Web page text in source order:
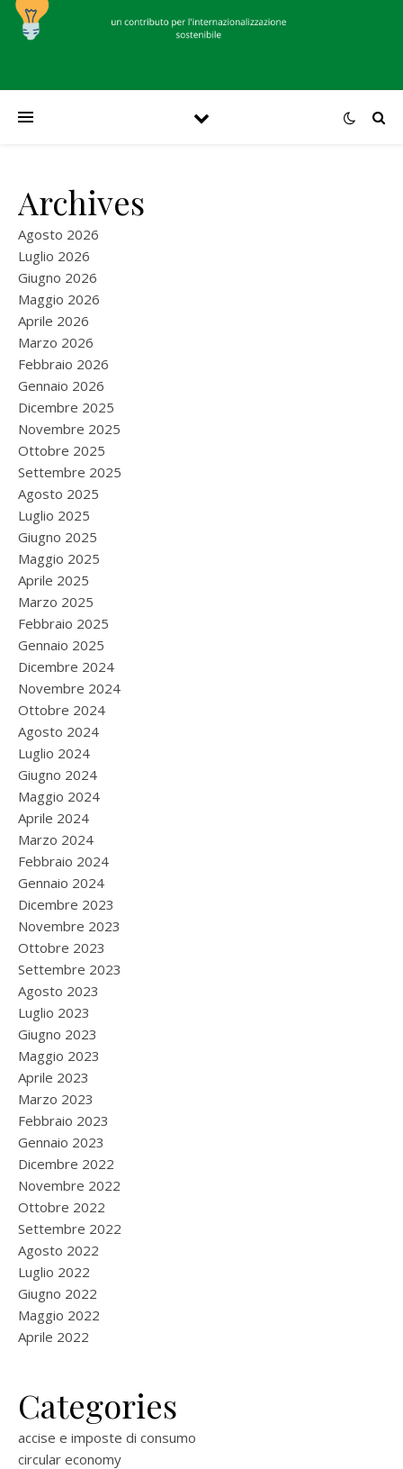
Archives
Agosto 2026
Luglio 2026
Giugno 2026
Maggio 2026
Aprile 2026
Marzo 2026
Febbraio 2026
Gennaio 2026
Dicembre 2025
Novembre 2025
Ottobre 2025
Settembre 2025
Agosto 2025
Luglio 2025
Giugno 2025
Maggio 2025
Aprile 2025
Marzo 2025
Febbraio 2025
Gennaio 2025
Dicembre 2024
Novembre 2024
Ottobre 2024
Agosto 2024
Luglio 2024
Giugno 2024
Maggio 2024
Aprile 2024
Marzo 2024
Febbraio 2024
Gennaio 2024
Dicembre 2023
Novembre 2023
Ottobre 2023
Settembre 2023
Agosto 2023
Luglio 2023
Giugno 2023
Maggio 2023
Aprile 2023
Marzo 2023
Febbraio 2023
Gennaio 2023
Dicembre 2022
Novembre 2022
Ottobre 2022
Settembre 2022
Agosto 2022
Luglio 2022
Giugno 2022
Maggio 2022
Aprile 2022
Categories
accise e imposte di consumo
circular economy